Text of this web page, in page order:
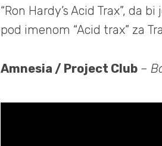
“Ron Hardy’s Acid Trax”, da
pod imenom “Acid trax” za
Amnesia / Project Club–